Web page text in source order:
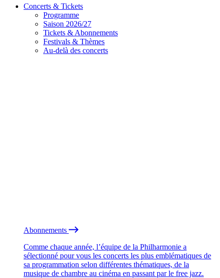
Concerts & Tickets
Programme
Saison 2026/27
Tickets & Abonnements
Festivals & Thèmes
Au-delà des concerts
Abonnements
Comme chaque année, l’équipe de la Philharmonie a
sélectionné pour vous les concerts les plus emblématiques de
sa programmation selon différentes thématiques, de la
musique de chambre au cinéma en passant par le free jazz.